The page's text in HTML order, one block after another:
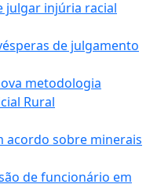
julgar injúria racial
de julgamento
metodologia
Rural
acordo sobre minerais
de funcionário em